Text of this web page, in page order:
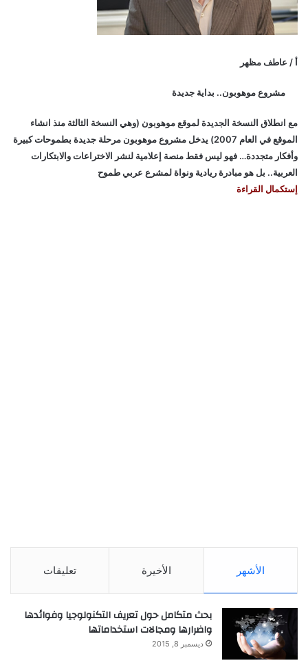
أ / عاطف مظهر
مشروع موهوبون.. بداية جديدة
مع انطلاق النسخة الجديدة لموقع موهوبون (وهي النسخة الثالثة منذ انشاء
الموقع في العام 2007) يدخل مشروع موهوبون مرحلة جديدة بطموحات كبيرة
وأفكار متجددة… فهو ليس فقط منصة إعلامية لنشر الاختراعات والابتكارات
العربية.. بل هو مبادرة ريادية ونواة لمشرع عربي طموح
إستكمال القراءة
الأشهر الأخيرة تعليقات
بحث متكامل حول تعريف التكنولوجيا وفوائدها
واضرارها ومجالات استخداماتها
ديسمبر 8, 2015